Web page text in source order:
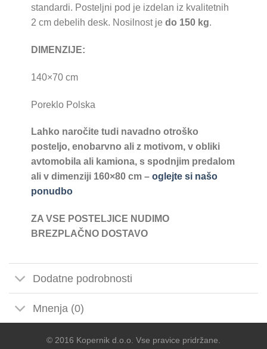
standardi. Posteljni pod je izdelan iz kvalitetnih
2 cm debelih desk. Nosilnost je do 150 kg.
DIMENZIJE:
140×70 cm
Poreklo Polska
Lahko naročite tudi navadno otroško
posteljo, enobarvno ali z motivom, v obliki
avtomobila ali kamiona, s spodnjim predalom
ali v dimenziji 160×80 cm – oglejte si našo
ponudbo
ZA VSE POSTELJICE NUDIMO
BREZPLAČNO DOSTAVO
Dodatne podrobnosti
Mnenja (0)
© 2016 Kopernik d.o.o. Vse pravice pridržane.